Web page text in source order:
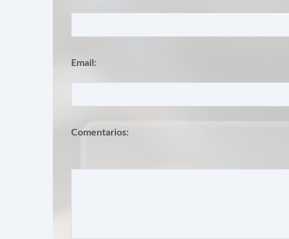
Email:
Comentarios: